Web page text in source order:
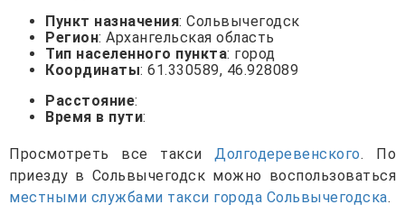
Пункт назначения: Сольвычегодск
Регион: Архангельская область
Тип населенного пункта: город
Координаты: 61.330589, 46.928089
Расстояние:
Время в пути:
Просмотреть все такси Долгодеревенского. По
приезду в Сольвычегодск можно воспользоваться
местными службами такси города Сольвычегодска.